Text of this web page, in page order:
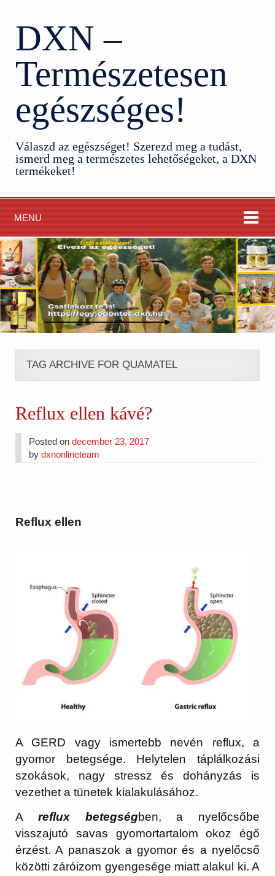
DXN –
Természetesen
egészséges!
Válaszd az egészséget! Szerezd meg a tudást,
ismerd meg a természetes lehetőségeket, a DXN
termékeket!
MENU
TAG ARCHIVE FOR QUAMATEL
Reflux ellen kávé?
Posted ondecember 23, 2017
bydxnonlineteam
Reflux ellen
A GERD vagy ismertebb nevén reflux, a
gyomor betegsége. Helytelen táplálkozási
szokások, nagy stressz és dohányzás is
vezethet a tünetek kialakulásához.
A reflux betegségben, a nyelőcsőbe
visszajutó savas gyomortartalom okoz égő
érzést. A panaszok a gyomor és a nyelőcső
közötti záróizom gyengesége miatt alakul ki. A